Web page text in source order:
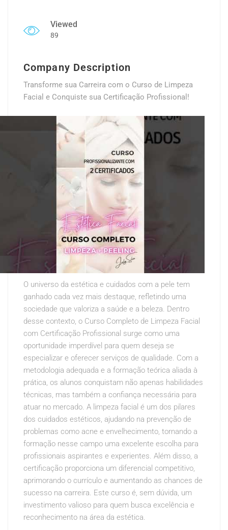
Viewed
89
Company Description
Transforme sua Carreira com o Curso de Limpeza
Facial e Conquiste sua Certificação Profissional!
O universo da estética e cuidados com a pele tem
ganhado cada vez mais destaque, refletindo uma
sociedade que valoriza a saúde e a beleza. Dentro
desse contexto, o Curso Completo de Limpeza Facial
com Certificação Profissional surge como uma
oportunidade imperdível para quem deseja se
especializar e oferecer serviços de qualidade. Com a
metodologia adequada e a formação teórica aliada à
prática, os alunos conquistam não apenas habilidades
técnicas, mas também a confiança necessária para
atuar no mercado. A limpeza facial é um dos pilares
dos cuidados estéticos, ajudando na prevenção de
problemas como acne e envelhecimento, tornando a
formação nesse campo uma excelente escolha para
profissionais aspirantes e experientes. Além disso, a
certificação proporciona um diferencial competitivo,
aprimorando o currículo e aumentando as chances de
sucesso na carreira. Este curso é, sem dúvida, um
investimento valioso para quem busca excelência e
reconhecimento na área da estética.